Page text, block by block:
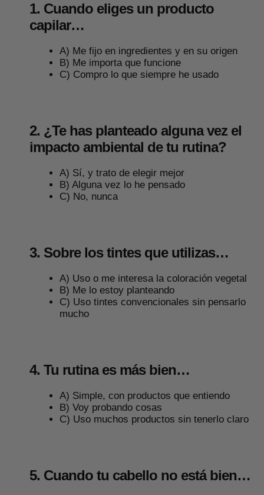
1. Cuando eliges un producto
capilar…
A) Me fijo en ingredientes y en su origen
B) Me importa que funcione
C) Compro lo que siempre he usado
2. ¿Te has planteado alguna vez el
impacto ambiental de tu rutina?
A) Sí, y trato de elegir mejor
B) Alguna vez lo he pensado
C) No, nunca
3. Sobre los tintes que utilizas…
A) Uso o me interesa la coloración vegetal
B) Me lo estoy planteando
C) Uso tintes convencionales sin pensarlo
mucho
4. Tu rutina es más bien…
A) Simple, con productos que entiendo
B) Voy probando cosas
C) Uso muchos productos sin tenerlo claro
5. Cuando tu cabello no está bien…